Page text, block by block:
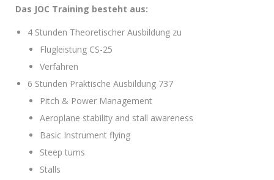
Das JOC Training besteht aus:
4 Stunden Theoretischer Ausbildung zu
Flugleistung CS-25
Verfahren
6 Stunden Praktische Ausbildung 737
Pitch & Power Management
Aeroplane stability and stall awareness
Basic Instrument flying
Steep turns
Stalls